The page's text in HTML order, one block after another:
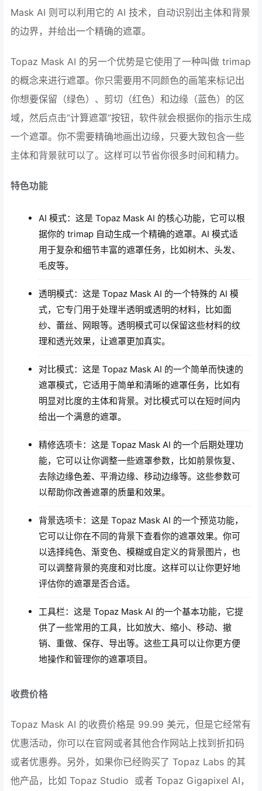
Mask AI 则可以利用它的 AI 技术，自动识别出主体和背景
的边界，并给出一个精确的遮罩。
Topaz Mask AI 的另一个优势是它使用了一种叫做 trimap
的概念来进行遮罩。你只需要用不同颜色的画笔来标记出
你想要保留（绿色）、剪切（红色）和边缘（蓝色）的区
域，然后点击“计算遮罩”按钮，软件就会根据你的指示生成
一个遮罩。你不需要精确地画出边缘，只要大致包含一些
主体和背景就可以了。这样可以节省你很多时间和精力。
特色功能
AI 模式：这是 Topaz Mask AI 的核心功能，它可以根
据你的 trimap 自动生成一个精确的遮罩。AI 模式适
用于复杂和细节丰富的遮罩任务，比如树木、头发、
毛皮等。
透明模式：这是 Topaz Mask AI 的一个特殊的 AI 模
式，它专门用于处理半透明或透明的材料，比如面
纱、蕾丝、网眼等。透明模式可以保留这些材料的纹
理和透光效果，让遮罩更加真实。
对比模式：这是 Topaz Mask AI 的一个简单而快速的
遮罩模式，它适用于简单和清晰的遮罩任务，比如有
明显对比度的主体和背景。对比模式可以在短时间内
给出一个满意的遮罩。
精修选项卡：这是 Topaz Mask AI 的一个后期处理功
能，它可以让你调整一些遮罩参数，比如前景恢复、
去除边缘色差、平滑边缘、移动边缘等。这些参数可
以帮助你改善遮罩的质量和效果。
背景选项卡：这是 Topaz Mask AI 的一个预览功能，
它可以让你在不同的背景下查看你的遮罩效果。你可
以选择纯色、渐变色、模糊或自定义的背景图片，也
可以调整背景的亮度和对比度。这样可以让你更好地
评估你的遮罩是否合适。
工具栏：这是 Topaz Mask AI 的一个基本功能，它提
供了一些常用的工具，比如放大、缩小、移动、撤
销、重做、保存、导出等。这些工具可以让你更方便
地操作和管理你的遮罩项目。
收费价格
Topaz Mask AI 的收费价格是 99.99 美元，但是它经常有
优惠活动，你可以在官网或者其他合作网站上找到折扣码
或者优惠券。另外，如果你已经购买了 Topaz Labs 的其
他产品，比如 Topaz Studio 或者 Topaz Gigapixel AI，